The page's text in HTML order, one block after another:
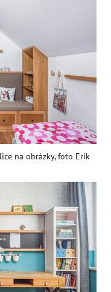
na obrázky, foto Erik